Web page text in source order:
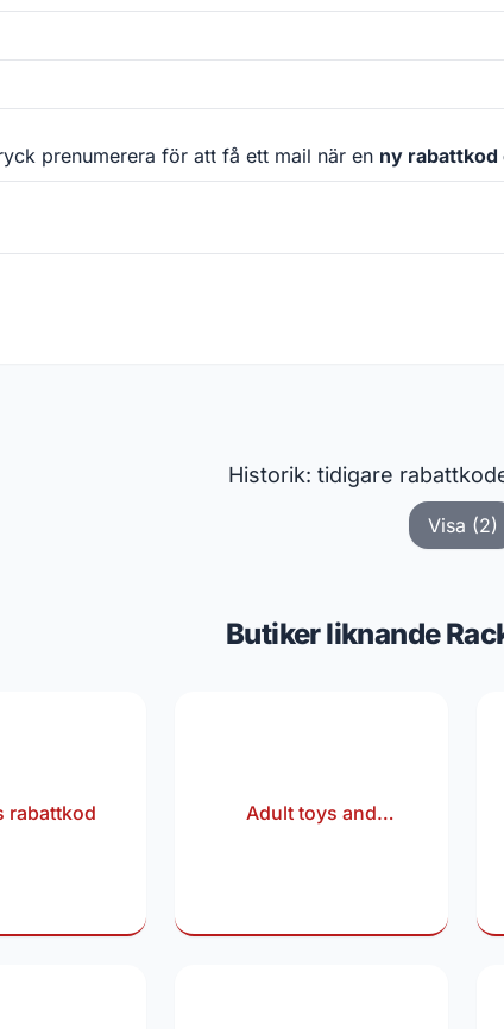
prenumerera för att få ett mail när en ny
Historik: tidigare
Visa (2)
Butiker liknande
rabattkod
Adult toys and